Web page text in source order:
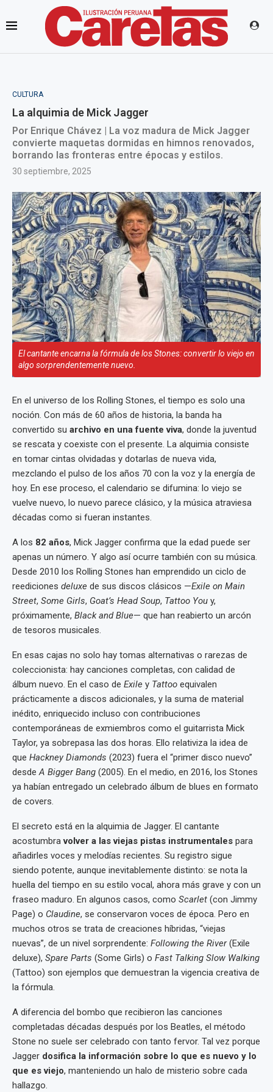
CULTURA
La alquimia de Mick Jagger
Por Enrique Chávez | La voz madura de Mick Jagger
convierte maquetas dormidas en himnos renovados,
borrando las fronteras entre épocas y estilos.
30 septiembre, 2025
El cantante encarna la fórmula de los Stones: convertir lo viejo en
algo sorprendentemente nuevo.
En el universo de los Rolling Stones, el tiempo es solo una
noción. Con más de 60 años de historia, la banda ha
convertido su archivo en una fuente viva, donde la juventud
se rescata y coexiste con el presente. La alquimia consiste
en tomar cintas olvidadas y dotarlas de nueva vida,
mezclando el pulso de los años 70 con la voz y la energía de
hoy. En ese proceso, el calendario se difumina: lo viejo se
vuelve nuevo, lo nuevo parece clásico, y la música atraviesa
décadas como si fueran instantes.
A los 82 años, Mick Jagger confirma que la edad puede ser
apenas un número. Y algo así ocurre también con su música.
Desde 2010 los Rolling Stones han emprendido un ciclo de
reediciones deluxe de sus discos clásicos —Exile on Main
Street, Some Girls, Goat’s Head Soup, Tattoo You y,
próximamente, Black and Blue— que han reabierto un arcón
de tesoros musicales.
En esas cajas no solo hay tomas alternativas o rarezas de
coleccionista: hay canciones completas, con calidad de
álbum nuevo. En el caso de Exile y Tattoo equivalen
prácticamente a discos adicionales, y la suma de material
inédito, enriquecido incluso con contribuciones
contemporáneas de exmiembros como el guitarrista Mick
Taylor, ya sobrepasa las dos horas. Ello relativiza la idea de
que Hackney Diamonds (2023) fuera el “primer disco nuevo”
desdeA Bigger Bang (2005). En el medio, en 2016, los Stones
ya habían entregado un celebrado álbum de blues en formato
de covers.
El secreto está en la alquimia de Jagger. El cantante
acostumbravolver a las viejas pistas instrumentales para
añadirles voces y melodías recientes. Su registro sigue
siendo potente, aunque inevitablemente distinto: se nota la
huella del tiempo en su estilo vocal, ahora más grave y con un
fraseo maduro. En algunos casos, como Scarlet (con Jimmy
Page) o Claudine, se conservaron voces de época. Pero en
muchos otros se trata de creaciones híbridas, “viejas
nuevas”, de un nivel sorprendente: Following the River(Exile
deluxe), Spare Parts (Some Girls) o Fast Talking Slow Walking
(Tattoo) son ejemplos que demuestran la vigencia creativa de
la fórmula.
A diferencia del bombo que recibieron las canciones
completadas décadas después por los Beatles, el método
Stone no suele ser celebrado con tanto fervor. Tal vez porque
Jagger dosifica la información sobre lo que es nuevo y lo
que es viejo, manteniendo un halo de misterio sobre cada
hallazgo.